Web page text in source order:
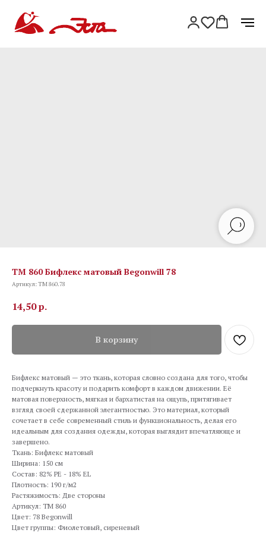
TM 860 Бифлекс матовый Begonwill 78
Артикул:TM 860.78
14,50р.
В корзину
Бифлекс матовый — это ткань, которая словно создана для того, чтобы
подчеркнуть красоту и подарить комфорт в каждом движении. Её
матовая поверхность, мягкая и бархатистая на ощупь, притягивает
взгляд своей сдержанной элегантностью. Это материал, который
сочетает в себе современный стиль и функциональность, делая его
идеальным для создания одежды, которая выглядит впечатляюще и
завершено.
Ткань: Бифлекс матовый
Ширина: 150 см
Состав: 82% PE - 18% EL
Плотность: 190 г/м2
Растяжимость: Две стороны
Артикул: TM 860
Цвет: 78 Begonwill
Цвет группы: Фиолетовый, сиреневый